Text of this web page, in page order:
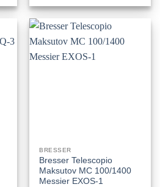
BRESSER
Bresser Telescopio
Maksutov MC 100/1400
Messier EXOS-1